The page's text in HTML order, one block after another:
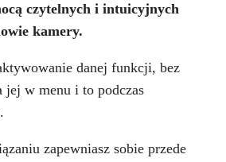
czytelnych i intuicyjnych
kamery.
danej funkcji, bez
jej w menu i to podczas
zapewniasz sobie przede